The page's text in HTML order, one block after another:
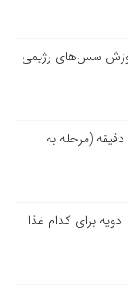
سس‌های رژیمی
طرز تهیه اسپاگتی ایتالیایی اصیل در ۲۰ دقیقه (مرحله به
برای کدام غذا